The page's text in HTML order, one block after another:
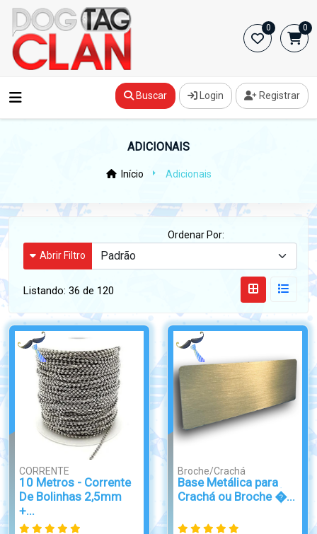
0 0
Buscar Login Registrar
ADICIONAIS
Início Adicionais
Ordenar Por:
Abrir Filtro
Listando: 36 de 120
CORRENTE
10 Metros - Corrente
De Bolinhas 2,5mm
+...
Broche/Crachá
Base Metálica para
Crachá ou Broche �...